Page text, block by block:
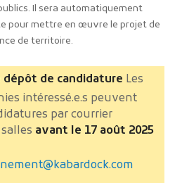
Il sera automatiquement
pour mettre en œuvre le projet de
de territoire.
de candidature Les
intéressé.e.s peuvent
par courrier
avant le 17 août 2025